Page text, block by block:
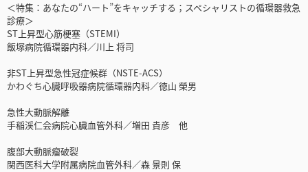
＜特集：あなたの“ハート”をキャッチする；スペシャリストの循環器救急
診療＞
ST上昇型心筋梗塞（STEMI）
飯塚病院循環器内科／川上 将司
非ST上昇型急性冠症候群（NSTE-ACS）
かわぐち心臓呼吸器病院循環器内科／徳山 榮男
急性大動脈解離
手稲渓仁会病院心臓血管外科／増田 貴彦 他
腹部大動脈瘤破裂
関西医科大学附属病院血管外科／森 景則 保